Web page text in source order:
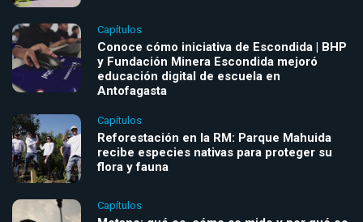
Capítulos
Conoce cómo iniciativa de Escondida | BHP
y Fundación Minera Escondida mejoró
educación digital de escuela en
Antofagasta
Capítulos
Reforestación en la RM: Parque Mahuida
recibe especies nativas para proteger su
flora y fauna
Capítulos